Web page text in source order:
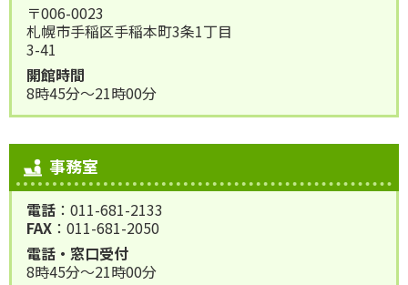
〒006-0023
札幌市手稲区手稲本町3条1丁目
3-41
開館時間
8時45分～21時00分
事務室
電話 ：011-681-2133
FAX ：011-681-2050
電話・窓口受付
8時45分～21時00分